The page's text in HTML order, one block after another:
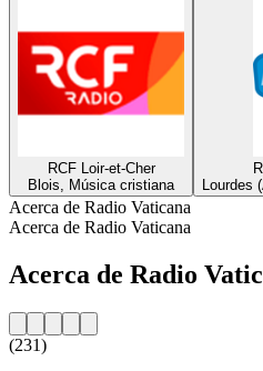
RCF Loir-et-Cher
Blois, Música cristiana
Acerca de Radio Vaticana
Acerca de Radio Vaticana
Acerca de Radio
(231)